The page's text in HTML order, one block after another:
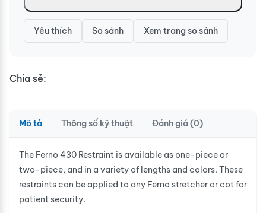
Yêu thích So sánh Xem trang so sánh
Chia sẻ:
Mô tả Thông số kỹ thuật Đánh giá (0)
The Ferno 430 Restraint is available as one-piece or
two-piece, and in a variety of lengths and colors. These
restraints can be applied to any Ferno stretcher or cot for
patient security.